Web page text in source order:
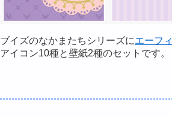
ブイズのなかまたちシリーズにエーフィ
アイコン10種と壁紙2種のセットです。